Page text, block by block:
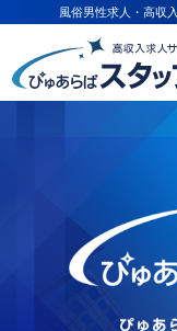
風俗男性求人・高収